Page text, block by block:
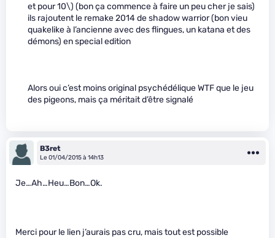
et pour 10\) (bon ça commence à faire un peu cher je sais)
ils rajoutent le remake 2014 de shadow warrior (bon vieu
quakelike à l’ancienne avec des flingues, un katana et des
démons) en special edition
Alors oui c’est moins original psychédélique WTF que le jeu
des pigeons, mais ça méritait d’être signalé
B3ret
Le 01/04/2015 à 14h13
Je…Ah…Heu…Bon…Ok.
Merci pour le lien j’aurais pas cru, mais tout est possible